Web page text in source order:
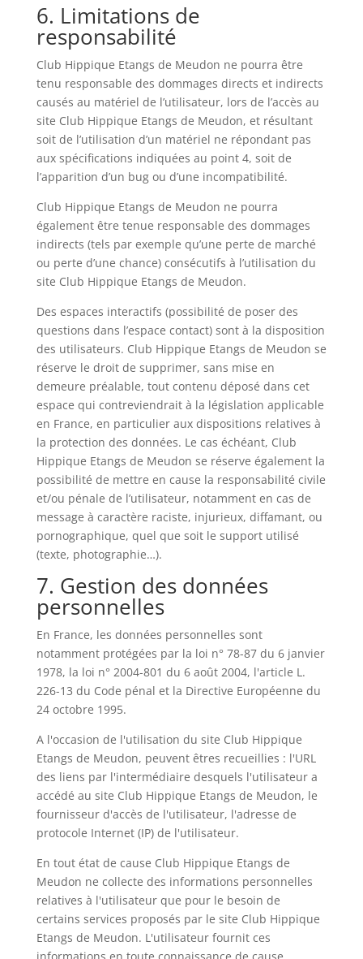
6. Limitations de
responsabilité
Club Hippique Etangs de Meudon ne pourra être
tenu responsable des dommages directs et indirects
causés au matériel de l’utilisateur, lors de l’accès au
site Club Hippique Etangs de Meudon, et résultant
soit de l’utilisation d’un matériel ne répondant pas
aux spécifications indiquées au point 4, soit de
l’apparition d’un bug ou d’une incompatibilité.
Club Hippique Etangs de Meudon ne pourra
également être tenue responsable des dommages
indirects (tels par exemple qu’une perte de marché
ou perte d’une chance) consécutifs à l’utilisation du
site Club Hippique Etangs de Meudon.
Des espaces interactifs (possibilité de poser des
questions dans l’espace contact) sont à la disposition
des utilisateurs. Club Hippique Etangs de Meudon se
réserve le droit de supprimer, sans mise en
demeure préalable, tout contenu déposé dans cet
espace qui contreviendrait à la législation applicable
en France, en particulier aux dispositions relatives à
la protection des données. Le cas échéant, Club
Hippique Etangs de Meudon se réserve également la
possibilité de mettre en cause la responsabilité civile
et/ou pénale de l’utilisateur, notamment en cas de
message à caractère raciste, injurieux, diffamant, ou
pornographique, quel que soit le support utilisé
(texte, photographie…).
7. Gestion des données
personnelles
En France, les données personnelles sont
notamment protégées par la loi n° 78-87 du 6 janvier
1978, la loi n° 2004-801 du 6 août 2004, l'article L.
226-13 du Code pénal et la Directive Européenne du
24 octobre 1995.
A l'occasion de l'utilisation du site Club Hippique
Etangs de Meudon, peuvent êtres recueillies : l'URL
des liens par l'intermédiaire desquels l'utilisateur a
accédé au site Club Hippique Etangs de Meudon, le
fournisseur d'accès de l'utilisateur, l'adresse de
protocole Internet (IP) de l'utilisateur.
En tout état de cause Club Hippique Etangs de
Meudon ne collecte des informations personnelles
relatives à l'utilisateur que pour le besoin de
certains services proposés par le site Club Hippique
Etangs de Meudon. L'utilisateur fournit ces